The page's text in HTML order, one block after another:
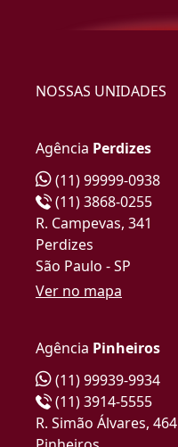
NOSSAS UNIDADES
Agência Perdizes
(11) 99999-0938
(11) 3868-0255
R. Campevas, 341
Perdizes
São Paulo - SP
Ver no mapa
Agência Pinheiros
(11) 99939-9934
(11) 3914-5555
R. Simão Álvares, 464